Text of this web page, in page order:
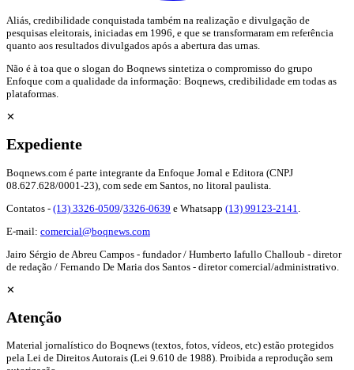
Aliás, credibilidade conquistada também na realização e divulgação de
pesquisas eleitorais, iniciadas em 1996, e que se transformaram em referência
quanto aos resultados divulgados após a abertura das urnas.
Não é à toa que o slogan do Boqnews sintetiza o compromisso do grupo
Enfoque com a qualidade da informação: Boqnews, credibilidade em todas as
plataformas.
✕
Expediente
Boqnews.com é parte integrante da Enfoque Jornal e Editora (CNPJ
08.627.628/0001-23), com sede em Santos, no litoral paulista.
Contatos - (13) 3326-0509/3326-0639 e Whatsapp (13) 99123-2141
E-mail: comercial@boqnews.com
Jairo Sérgio de Abreu Campos - fundador / Humberto Iafullo Challoub - diretor
de redação / Fernando De Maria dos Santos - diretor comercial/administrativo.
✕
Atenção
Material jornalístico do Boqnews (textos, fotos, vídeos, etc) estão protegidos
pela Lei de Direitos Autorais (Lei 9.610 de 1988). Proibida a reprodução sem